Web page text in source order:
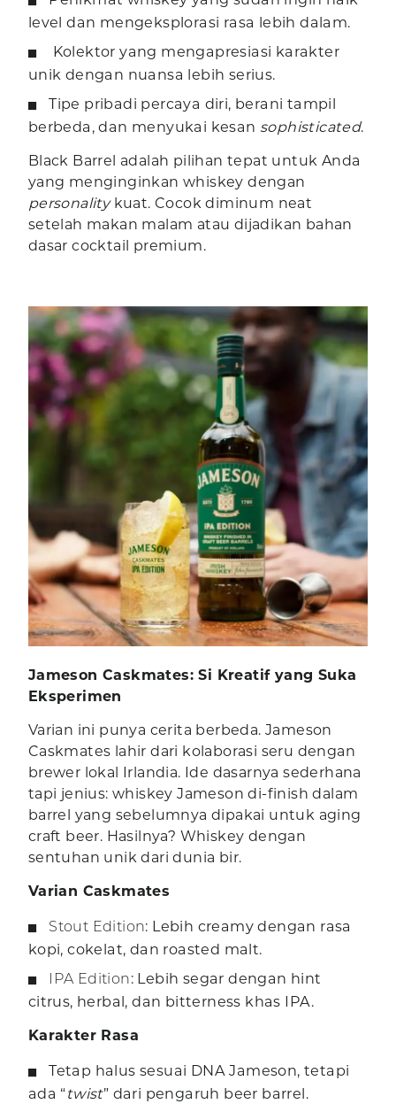
level dan mengeksplorasi rasa lebih dalam.
Kolektor yang mengapresiasi karakter
unik dengan nuansa lebih serius.
Tipe pribadi percaya diri, berani tampil
berbeda, dan menyukai kesan sophisticated.
Black Barrel adalah pilihan tepat untuk Anda
yang menginginkan whiskey dengan
personality kuat. Cocok diminum neat
setelah makan malam atau dijadikan bahan
dasar cocktail premium.
Jameson Caskmates: Si Kreatif yang Suka
Eksperimen
Varian ini punya cerita berbeda. Jameson
Caskmates lahir dari kolaborasi seru dengan
brewer lokal Irlandia. Ide dasarnya sederhana
tapi jenius: whiskey Jameson di-finish dalam
barrel yang sebelumnya dipakai untuk aging
craft beer. Hasilnya? Whiskey dengan
sentuhan unik dari dunia bir.
Varian Caskmates
Stout Edition: Lebih creamy dengan rasa
kopi, cokelat, dan roasted malt.
IPA Edition: Lebih segar dengan hint
citrus, herbal, dan bitterness khas IPA.
Karakter Rasa
Tetap halus sesuai DNA Jameson, tetapi
ada “twist” dari pengaruh beer barrel.